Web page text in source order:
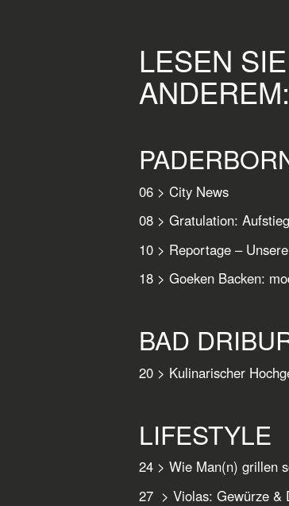
LESEN
ANDEREM:
06 > City News
08 > Gratulation:
10 > Reportage –
18 > Goeken Backen:
BAD
20 > Kulinarischer
LIFESTYLE
24 > Wie Man(n) grillen
27 > Violas: Gewürze &